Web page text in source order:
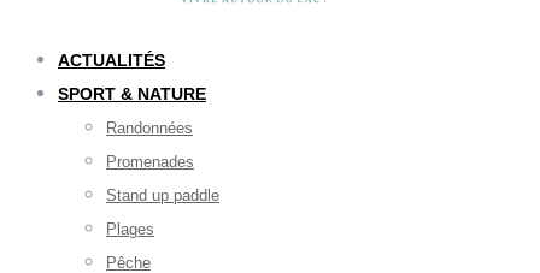
ACTUALITÉS
SPORT & NATURE
Randonnées
Promenades
Stand up paddle
Plages
Pêche